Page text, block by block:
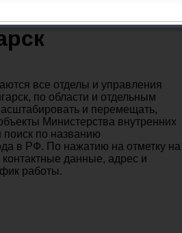
МВД в
все отделы и управления
по области и отдельным
и перемещать,
Министерства внутренних
поиск по названию
в РФ. По нажатию на отметку на
данные, адрес и
работы.